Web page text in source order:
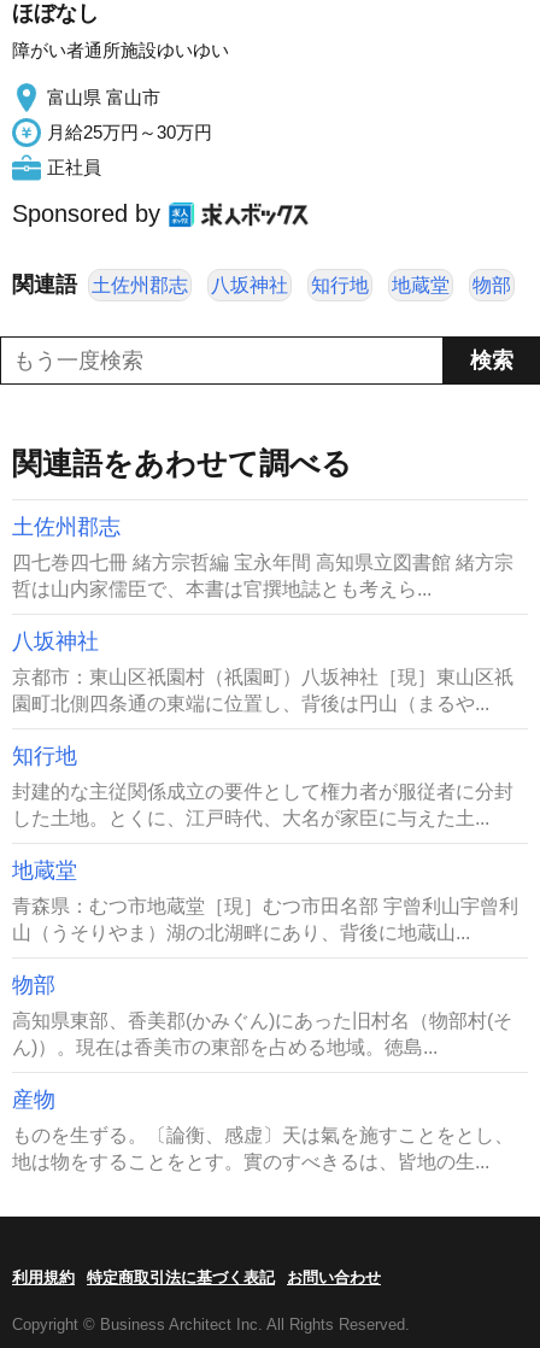
ほぼなし
障がい者通所施設ゆいゆい
富山県 富山市
月給25万円～30万円
正社員
Sponsored by
関連語 土佐州郡志 八坂神社 知行地 地蔵堂 物部
関連語をあわせて調べる
土佐州郡志
四七巻四七冊 緒方宗哲編 宝永年間 高知県立図書館 緒方宗
哲は山内家儒臣で、本書は官撰地誌とも考えら...
八坂神社
京都市：東山区祇園村（祇園町）八坂神社［現］東山区祇
園町北側四条通の東端に位置し、背後は円山（まるや...
知行地
封建的な主従関係成立の要件として権力者が服従者に分封
した土地。とくに、江戸時代、大名が家臣に与えた土...
地蔵堂
青森県：むつ市地蔵堂［現］むつ市田名部 宇曾利山宇曾利
山（うそりやま）湖の北湖畔にあり、背後に地蔵山...
物部
高知県東部、香美郡(かみぐん)にあった旧村名（物部村(そ
ん)）。現在は香美市の東部を占める地域。徳島...
産物
ものを生ずる。〔論衡、感虚〕天は氣を施すことをとし、
地は物をすることをとす。實のすべきるは、皆地の生...
利用規約 特定商取引法に基づく表記 お問い合わせ
Copyright © Business Architect Inc. All Rights Reserved.